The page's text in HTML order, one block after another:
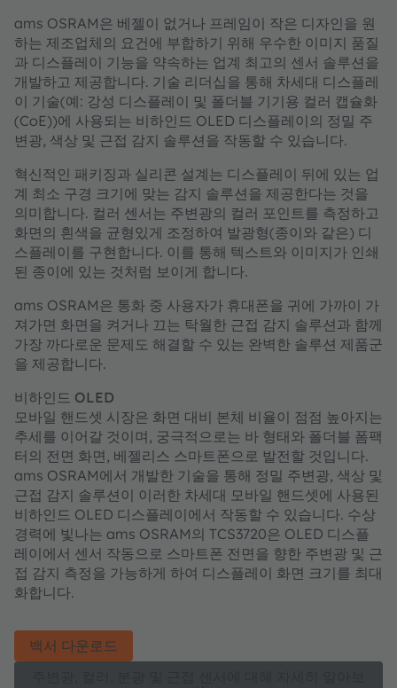
ams OSRAM은 베젤이 없거나 프레임이 작은 디자인을 원
하는 제조업체의 요건에 부합하기 위해 우수한 이미지 품질
과 디스플레이 기능을 약속하는 업계 최고의 센서 솔루션을
개발하고 제공합니다. 기술 리더십을 통해 차세대 디스플레
이 기술(예: 강성 디스플레이 및 폴더블 기기용 컬러 캡슐화
(CoE))에 사용되는 비하인드 OLED 디스플레이의 정밀 주
변광, 색상 및 근접 감지 솔루션을 작동할 수 있습니다.
혁신적인 패키징과 실리콘 설계는 디스플레이 뒤에 있는 업
계 최소 구경 크기에 맞는 감지 솔루션을 제공한다는 것을
의미합니다. 컬러 센서는 주변광의 컬러 포인트를 측정하고
화면의 흰색을 균형있게 조정하여 발광형(종이와 같은) 디
스플레이를 구현합니다. 이를 통해 텍스트와 이미지가 인쇄
된 종이에 있는 것처럼 보이게 합니다.
ams OSRAM은 통화 중 사용자가 휴대폰을 귀에 가까이 가
져가면 화면을 켜거나 끄는 탁월한 근접 감지 솔루션과 함께
가장 까다로운 문제도 해결할 수 있는 완벽한 솔루션 제품군
을 제공합니다.
비하인드 OLED
모바일 핸드셋 시장은 화면 대비 본체 비율이 점점 높아지는
추세를 이어갈 것이며, 궁극적으로는 바 형태와 폴더블 폼팩
터의 전면 화면, 베젤리스 스마트폰으로 발전할 것입니다.
ams OSRAM에서 개발한 기술을 통해 정밀 주변광, 색상 및
근접 감지 솔루션이 이러한 차세대 모바일 핸드셋에 사용된
비하인드 OLED 디스플레이에서 작동할 수 있습니다. 수상
경력에 빛나는 ams OSRAM의 TCS3720은 OLED 디스플
레이에서 센서 작동으로 스마트폰 전면을 향한 주변광 및 근
접 감지 측정을 가능하게 하여 디스플레이 화면 크기를 최대
화합니다.
백서 다운로드